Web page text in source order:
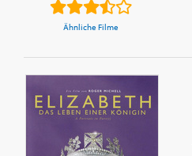
Ähnliche Filme